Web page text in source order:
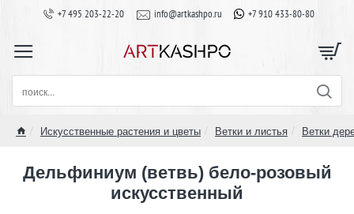
+7 495 203-22-20 info@artkashpo.ru +7 910 433-80-80
поиск...
Искусственные растения и цветы Ветки и листья Ветки
Дельфиниум (ветвь) бело-розовый
искусственный